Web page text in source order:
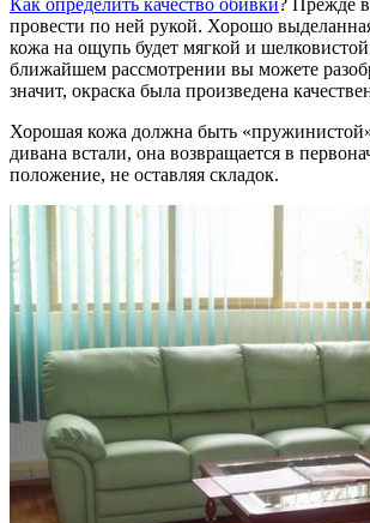
Как определить качество обивки? Прежде
провести по ней рукой. Хорошо
кожа на ощупь будет мягкой и
ближайшем рассмотрении вы можете
значит, окраска была произведена
Хорошая кожа должна быть
дивана встали, она возвращается в
положение, не оставляя складок.